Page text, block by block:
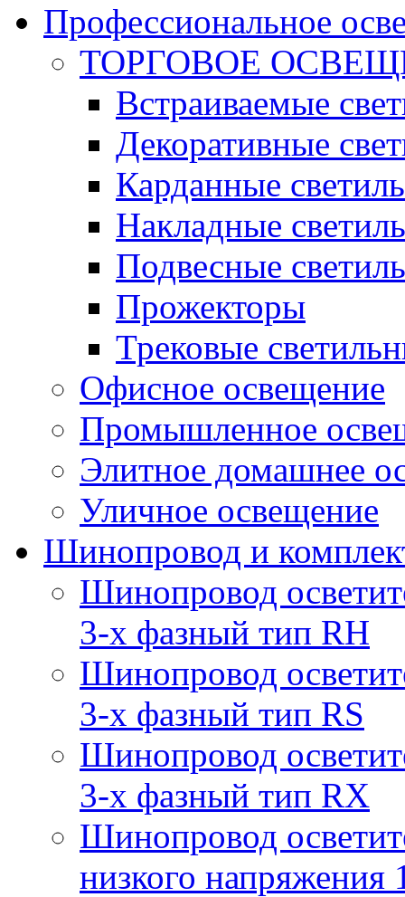
Профессиональное
ТОРГОВОЕ
Встраиваемые
Декоративные
Карданные
Накладные
Подвесные
Прожекторы
Трековые
Офисное освещение
Промышленное
Элитное домашнее
Уличное освещение
Шинопровод и
Шинопровод
3-х фазный тип RH
Шинопровод
3-х фазный тип RS
Шинопровод
3-х фазный тип RX
Шинопровод
низкого напряжения